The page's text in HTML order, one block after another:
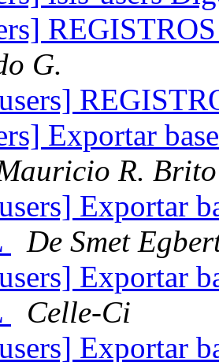
G.
Exportar
R.
Exportar
De Smet
Exportar
Celle-Ci
Exportar